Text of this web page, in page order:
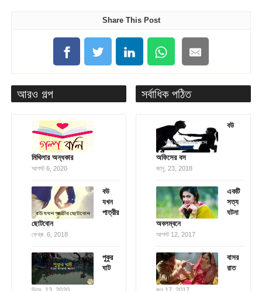
Share This Post
আরও গল্প
মিথিলার অন্ধকার
আগস্ট 6, 2020
বউ
যখন
পাত্রীর
ছোটবোন
ফেব্রু. 6, 2018
পুকুর
ঘাট
সর্বাধিক পঠিত
বউ
অফিসের বস
জানু. 23, 2018
একটি
সত্য
ঘটনা
অবলম্বনে
আগস্ট 12, 2017
বাসর
রাত